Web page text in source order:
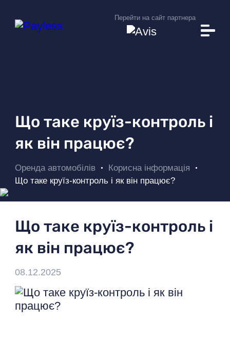
Перейти на сайт партнера
Автопарк
Корисна інформація
Прокатні станції
Про Payless
Новини
+38 044 502 20 11
Виберіть мову: Ua
Що таке круїз-контроль і
як він працює?
Оренда автомобілів
Корисна інформація
Що таке круїз-контроль і як він працює?
Що таке круїз-контроль і
як він працює?
08.12.2025